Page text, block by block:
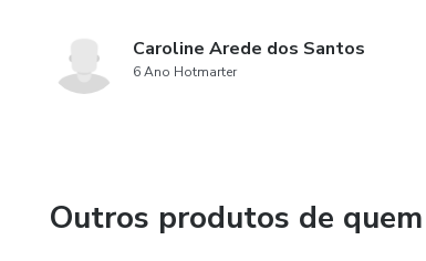
Caroline Arede dos Santos
6 Ano Hotmarter
Outros produtos de